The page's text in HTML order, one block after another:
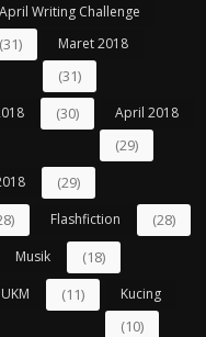
April Writing Challenge
(31) Maret 2018
(31)
(30) April 2018
(29)
(29)
Flashfiction (28)
Musik (18)
UKM (11) Kucing
(10)